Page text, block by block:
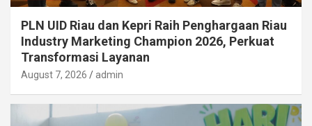
PLN UID Riau dan Kepri Raih Penghargaan Riau
Industry Marketing Champion 2026, Perkuat
Transformasi Layanan
August 7, 2026 admin